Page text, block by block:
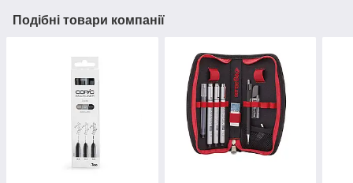
Подібні товари компанії